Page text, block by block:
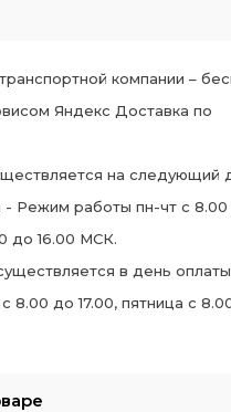
компании –
Яндекс Доставка по
на следующий
- Режим работы пн-чт с 8.00
до 16.00 МСК.
в день
8.00 до 17.00, пятница с